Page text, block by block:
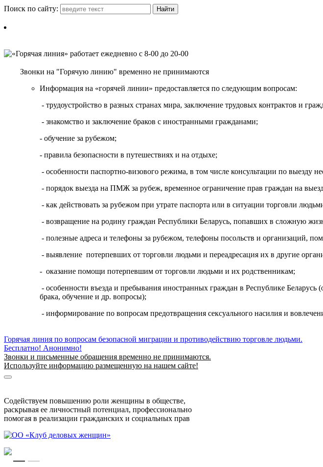
Поиск по сайту:
Звонки на "Горячую линию" временно не принимаются
Информация на «горячей линии» предоставляется по следующим вопросам:
- трудоустройство в разных странах мира, заключение трудовых контрактов и
- знакомство и заключение браков с иностранными гражданами;
- обучение за рубежом;
- правила безопасности в путешествиях и на отдыхе;
- особенности паспортно-визового режима, в том числе консультации по выезду
- порядок выезда на ПМЖ за рубеж, временное ограничение прав граждан на
- как действовать за рубежом при утрате паспорта или в ситуации торговли
- возвращение на родину граждан Республики Беларусь, попавших в сложную
- полезные адреса и телефоны за рубежом, телефоны посольств и организаций,
- выявление потерпевших от торговли людьми и переадресация их в другие
- оказание помощи потерпевшим от торговли людьми и их родственникам;
- особенности въезда и пребывания иностранных граждан в Республике
брака, обучение и др. вопросы);
- информирование по вопросам предотвращения сексуального насилия и
Горячая линия по вопросам безопасной миграции и противодействию торговле людьми.
Бесплатно! Анонимно!
Звонки и письменные обращения временно не принимаются.
Используйте информацию размещенную на нашем сайте!
Содействуем повышению роли женщины в обществе,
раскрывая ее личностный потенциал, профессионально
помогая в реализации гражданских и социальных прав
RUEN